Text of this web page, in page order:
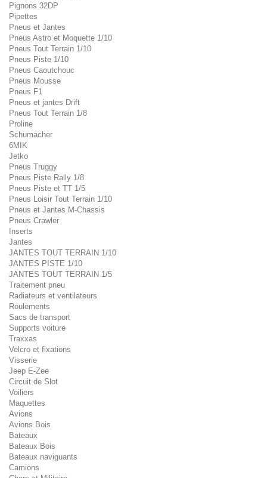
Pignons 32DP
Pipettes
Pneus et Jantes
Pneus Astro et Moquette 1/10
Pneus Tout Terrain 1/10
Pneus Piste 1/10
Pneus Caoutchouc
Pneus Mousse
Pneus F1
Pneus et jantes Drift
Pneus Tout Terrain 1/8
Proline
Schumacher
6MIK
Jetko
Pneus Truggy
Pneus Piste Rally 1/8
Pneus Piste et TT 1/5
Pneus Loisir Tout Terrain 1/10
Pneus et Jantes M-Chassis
Pneus Crawler
Inserts
Jantes
JANTES TOUT TERRAIN 1/10
JANTES PISTE 1/10
JANTES TOUT TERRAIN 1/5
Traitement pneu
Radiateurs et ventilateurs
Roulements
Sacs de transport
Supports voiture
Traxxas
Velcro et fixations
Visserie
Jeep E-Zee
Circuit de Slot
Voiliers
Maquettes
Avions
Avions Bois
Bateaux
Bateaux Bois
Bateaux naviguants
Camions